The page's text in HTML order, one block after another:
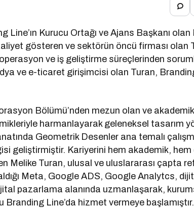
Kurucu Ortağı ve Ajans Başkanı olan
gösteren ve sektörün öncü firması olan
ve iş geliştirme süreçlerinden
ve e-ticaret girişimcisi olan Turan,
Bölümü’nden mezun olan ve
harmanlayarak geleneksel tasarım
Geometrik Desenler ana temalı
geliştirmiştir. Kariyerini hem akademik,
Melike Turan, ulusal ve uluslararası çapta
Meta, Google ADS, Google Analytcs,
pazarlama alanında uzmanlaşarak,
Line’da hizmet vermeye başlamıştır.